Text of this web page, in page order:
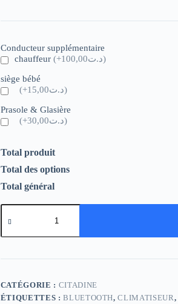
Conducteur supplémentaire
chauffeur
(+د.ت100,00)
siège bébé
(+د.ت15,00)
Prasole & Glasière
(+د.ت30,00)
Total produit
Total des options
Total général
CATÉGORIE : CITADINE
ÉTIQUETTES :BLUETOOTH,CLIMATISEUR,